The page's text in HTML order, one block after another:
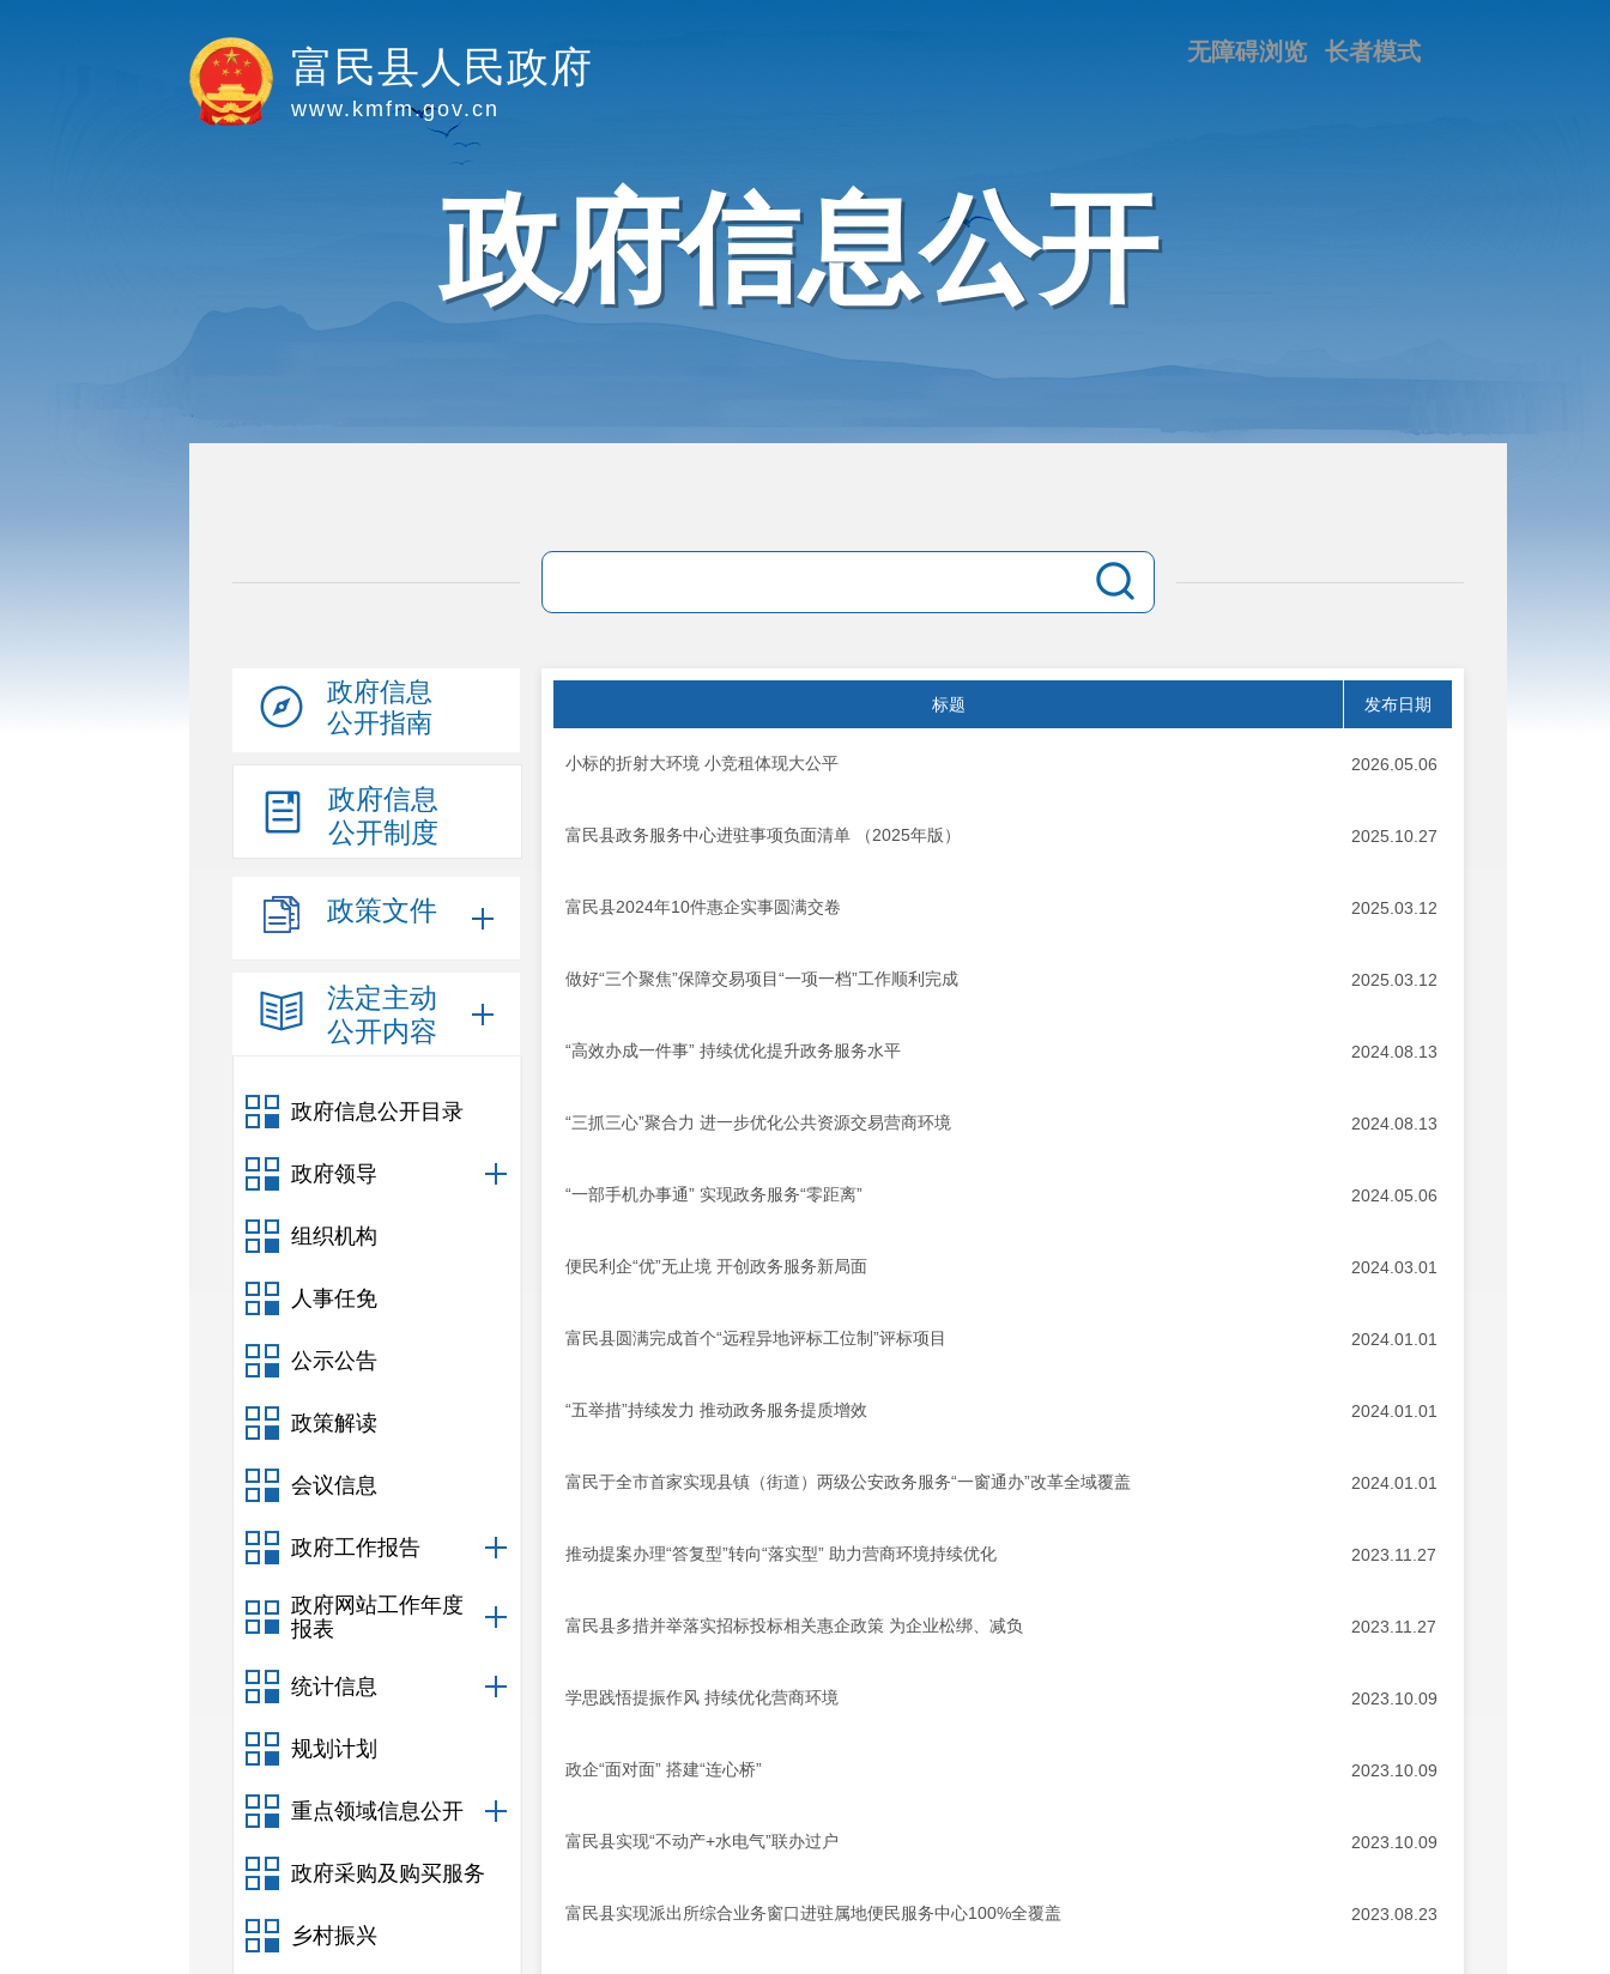
富民县人民政府
www.kmfm.gov.cn
长者模式
无障碍浏览
政府信息公开
政府信息
公开指南
政府信息
公开制度
政策文件
法定主动
公开内容
政府信息公开目录
政府领导
组织机构
人事任免
公示公告
政策解读
会议信息
政府工作报告
政府网站工作年度
报表
统计信息
规划计划
重点领域信息公开
政府采购及购买服务
乡村振兴
标题 发布日期
小标的折射大环境 小竞租体现大公平 2026.05.06
富民县政务服务中心进驻事项负面清单 （2025年版） 2025.10.27
富民县2024年10件惠企实事圆满交卷 2025.03.12
做好“三个聚焦”保障交易项目“一项一档”工作顺利完成 2025.03.12
“高效办成一件事” 持续优化提升政务服务水平 2024.08.13
“三抓三心”聚合力 进一步优化公共资源交易营商环境 2024.08.13
“一部手机办事通” 实现政务服务“零距离” 2024.05.06
便民利企“优”无止境 开创政务服务新局面 2024.03.01
富民县圆满完成首个“远程异地评标工位制”评标项目 2024.01.01
“五举措”持续发力 推动政务服务提质增效 2024.01.01
富民于全市首家实现县镇（街道）两级公安政务服务“一窗通办”改革全域覆盖 2024.01.01
推动提案办理“答复型”转向“落实型” 助力营商环境持续优化 2023.11.27
富民县多措并举落实招标投标相关惠企政策 为企业松绑、减负 2023.11.27
学思践悟提振作风 持续优化营商环境 2023.10.09
政企“面对面” 搭建“连心桥” 2023.10.09
富民县实现“不动产+水电气”联办过户 2023.10.09
富民县实现派出所综合业务窗口进驻属地便民服务中心100%全覆盖 2023.08.23